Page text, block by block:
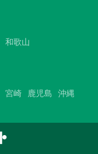
和歌山
宮崎 鹿児島 沖縄